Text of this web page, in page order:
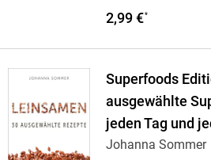
2,99 €*
Superfoods
ausgewählte
jeden Tag und
Johanna Sommer